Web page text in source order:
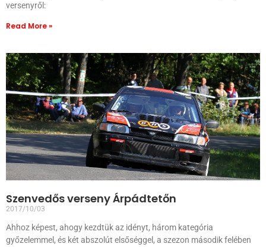
versenyről:
Read More »
Szenvedős verseny Árpádtetőn
2017/10/03
Ahhoz képest, ahogy kezdtük az idényt, három kategória
győzelemmel, és két abszolút elsőséggel, a szezon második felében